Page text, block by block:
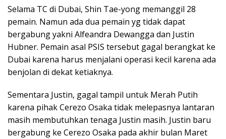
Selama TC di Dubai, Shin Tae-yong memanggil 28
pemain. Namun ada dua pemain yg tidak dapat
bergabung yakni Alfeandra Dewangga dan Justin
Hubner. Pemain asal PSIS tersebut gagal berangkat ke
Dubai karena harus menjalani operasi kecil karena ada
benjolan di dekat ketiaknya.
Sementara Justin, gagal tampil untuk Merah Putih
karena pihak Cerezo Osaka tidak melepasnya lantaran
masih membutuhkan tenaga Justin masih. Justin baru
bergabung ke Cerezo Osaka pada akhir bulan Maret